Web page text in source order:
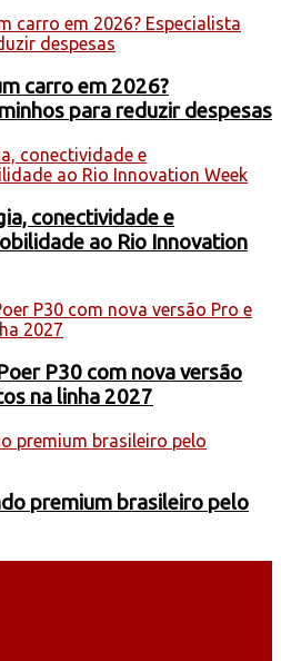
carro em 2026?
para reduzir despesas
conectividade e
ao Rio Innovation
P30 com nova versão
na linha 2027
premium brasileiro pelo